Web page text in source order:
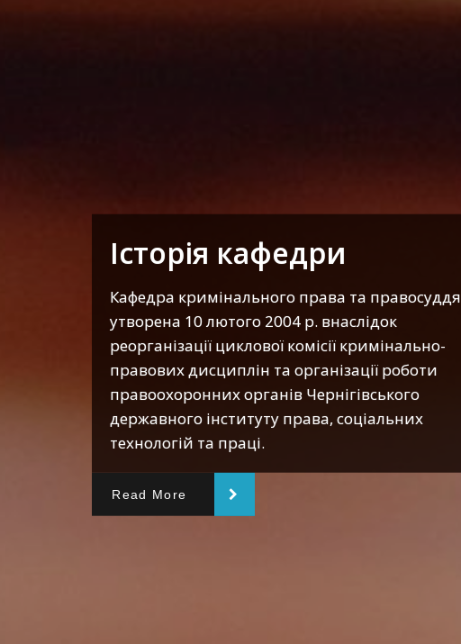
Історія кафедри
Кафедра кримінального права та правосуддя
утворена 10 лютого 2004 р. внаслідок
реорганізації циклової комісії кримінально-
правових дисциплін та організації роботи
правоохоронних органів Чернігівського
державного інституту права, соціальних
технологій та праці.
Read More